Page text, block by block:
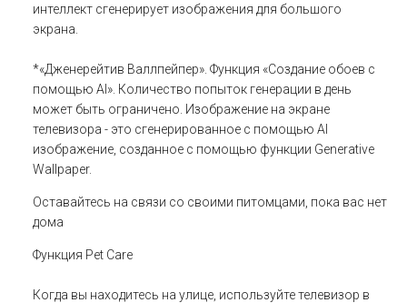
интеллект сгенерирует изображения для большого
экрана.
*«Дженерейтив Валлпейпер». Функция «Создание обоев с
помощью AI». Количество попыток генерации в день
может быть ограничено. Изображение на экране
телевизора - это сгенерированное с помощью AI
изображение, созданное с помощью функции Generative
Wallpaper.
Оставайтесь на связи со своими питомцами, пока вас нет
дома
Функция Pet Care
Когда вы находитесь на улице, используйте телевизор в